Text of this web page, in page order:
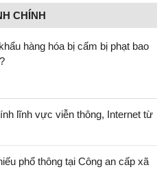
CHÍNH
hàng hóa bị cấm bị phạt bao
lĩnh vực viễn thông, Internet từ
phổ thông tại Công an cấp xã